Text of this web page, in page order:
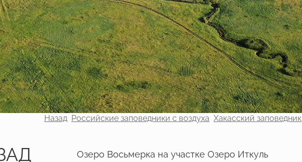
Назад Российские заповедники с воздуха Хакасский заповедник
Озеро Восьмерка на участке Озеро Иткуль